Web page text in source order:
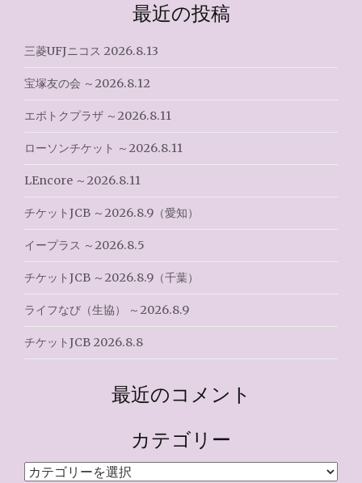
シ
ョ
ン
最近の投稿
三菱UFJニコス 2026.8.13
宝塚友の会 ～2026.8.12
エポトクプラザ ～2026.8.11
ローソンチケット ～2026.8.11
LEncore ～2026.8.11
チケットJCB ～2026.8.9（愛知）
イープラス ～2026.8.5
チケットJCB ～2026.8.9（千葉）
ライフなび（生協） ～2026.8.9
チケットJCB 2026.8.8
最近のコメント
カテゴリー
カ